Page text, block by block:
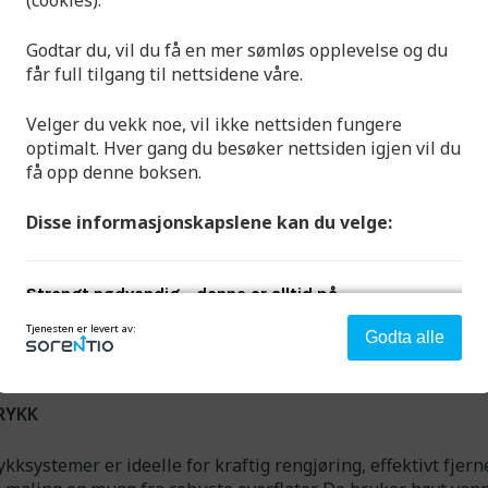
er ideelle for kraftig rengjøring, effektivt
Godtar du, vil du få en mer sømløs opplevelse og du
får full tilgang til nettsidene våre.
Velger du vekk noe, vil ikke nettsiden fungere
optimalt. Hver gang du besøker nettsiden igjen vil du
få opp denne boksen.
Disse informasjonskapslene kan du velge:
Strengt nødvendig - denne er alltid på
Denne aktiverer helt grunnleggende funksjonalitet som
språk, sted og handlekurv.
Analyse og ytelse
Denne gir oss muligheten til å samle informasjon om
hvordan du bruker nettsiden vår slik at vi hele tiden kan
Tjenesten er levert av: Godta alle